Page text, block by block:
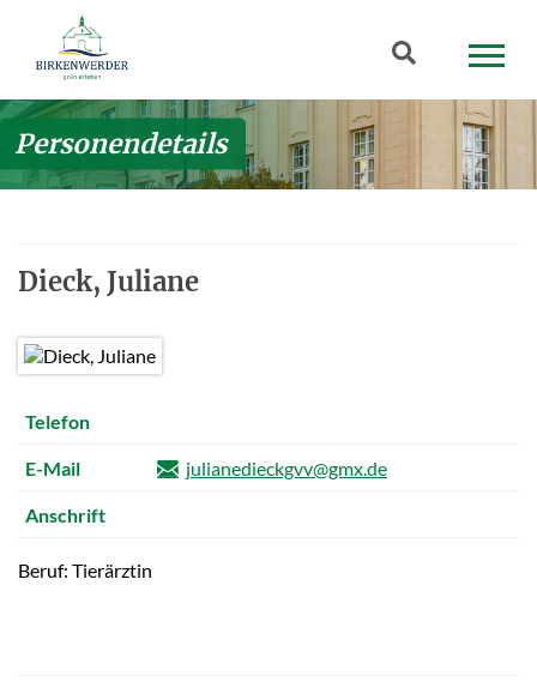
Zum Hauptinhalt springen
Suchbegriff
Personendetails
Dieck, Juliane
Telefon
E-Mail julianedieckgvv@gmx.de
Anschrift
Beruf: Tierärztin